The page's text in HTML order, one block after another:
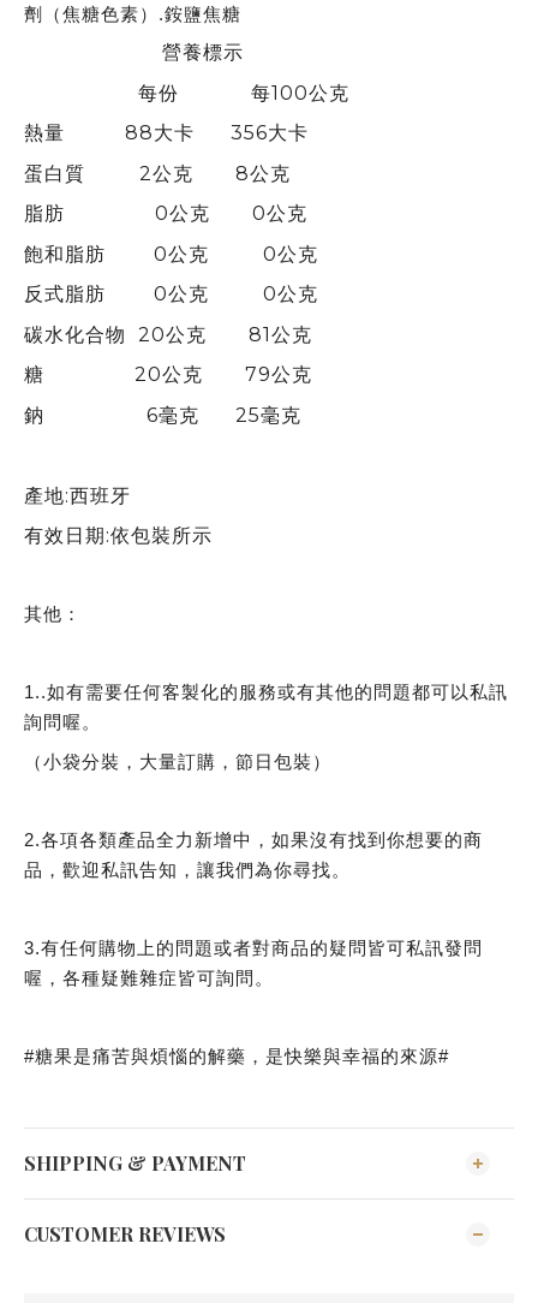
劑（焦糖色素）.銨鹽焦糖
營養標示
每份 每100公克
熱量 88大卡 356大卡
蛋白質 2公克 8公克
脂肪 0公克 0公克
飽和脂肪 0公克 0公克
反式脂肪 0公克 0公克
碳水化合物 20公克 81公克
糖 20公克 79公克
鈉 6毫克 25毫克
產地:西班牙
有效日期:依包裝所示
其他：
1..如有需要任何客製化的服務或有其他的問題都可以私訊
詢問喔。
（小袋分裝，大量訂購，節日包裝）
2.各項各類產品全力新增中，如果沒有找到你想要的商
品，歡迎私訊告知，讓我們為你尋找。
3.有任何購物上的問題或者對商品的疑問皆可私訊發問
喔，各種疑難雜症皆可詢問。
#糖果是痛苦與煩惱的解藥，是快樂與幸福的來源#
SHIPPING & PAYMENT
CUSTOMER REVIEWS